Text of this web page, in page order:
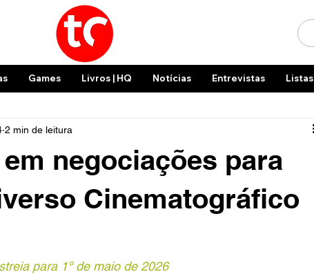
Games Livros | HQ Notícias Entrevistas Listas
negociações para
Cinematográfico
2 min de leitura
para 1º de maio de 2026